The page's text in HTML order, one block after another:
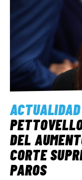
ACTUALIDAD
DEL
CORTE
PAROS